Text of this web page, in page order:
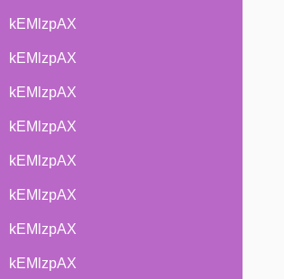
kEMlzpAX
kEMlzpAX
kEMlzpAX
kEMlzpAX
kEMlzpAX
kEMlzpAX
kEMlzpAX
kEMlzpAX